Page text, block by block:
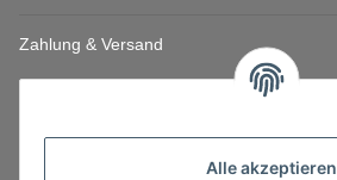
Alle akzeptieren
Zahlung & Versand